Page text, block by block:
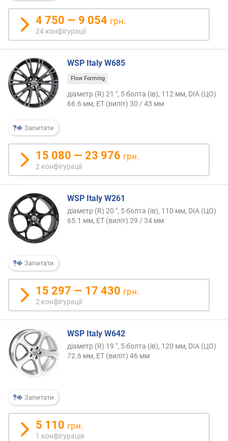
4 750 — 9 054 грн.
24 конфігурації
Запитати
WSP Italy W685
Flow Forming
діаметр (R) 21 ", 5 болта (ів), 112 мм, DIA (ЦО)
66.6 мм, ET (виліт) 30 / 43 мм
15 080 — 23 976 грн.
2 конфігурації
Запитати
WSP Italy W261
діаметр (R) 20 ", 5 болта (ів), 110 мм, DIA (ЦО)
65.1 мм, ET (виліт) 29 / 34 мм
15 297 — 17 430 грн.
2 конфігурації
Запитати
WSP Italy W642
діаметр (R) 19 ", 5 болта (ів), 120 мм, DIA (ЦО)
72.6 мм, ET (виліт) 46 мм
5 110 грн.
1 конфігурація